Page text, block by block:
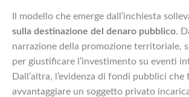
Il modello che emerge dall’inchiesta
sulla destinazione del denaro pubblico.
narrazione della promozione territoriale,
per giustificare l’investimento su eventi
Dall’altra, l’evidenza di fondi pubblici
avvantaggiare un soggetto privato